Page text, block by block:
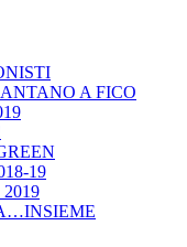
A FICO
19